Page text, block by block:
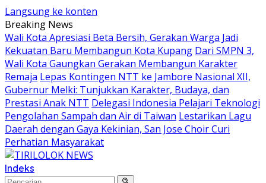
Langsung ke konten
Breaking News
Wali Kota Apresiasi Beta Bersih, Gerakan Warga Jadi
Kekuatan Baru Membangun Kota Kupang Dari SMPN 3,
Wali Kota Gaungkan Gerakan Membangun Karakter
Remaja Lepas Kontingen NTT ke Jambore Nasional XII,
Gubernur Melki: Tunjukkan Karakter, Budaya, dan
Prestasi Anak NTT Delegasi Indonesia Pelajari Teknologi
Pengolahan Sampah dan Air di Taiwan Lestarikan Lagu
Daerah dengan Gaya Kekinian, San Jose Choir Curi
Perhatian Masyarakat
Indeks